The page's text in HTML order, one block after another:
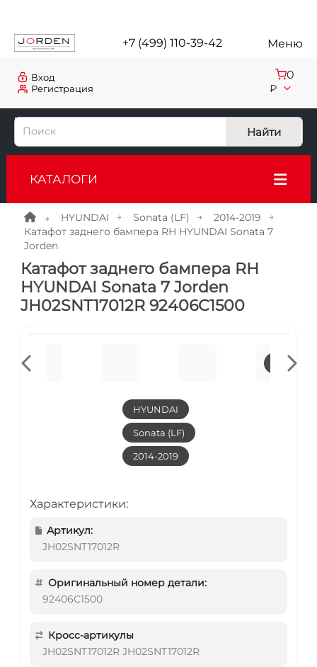
+7 (499) 110-39-42 Меню
Регистрация
Вход 0
₽
Найти
КАТАЛОГИ
HYUNDAI Sonata (LF)
2014-2019
Катафот заднего бампера RH HYUNDAI Sonata 7
Jorden
Катафот заднего бампера RH
HYUNDAI Sonata 7 Jorden
JH02SNT17012R 92406C1500
HYUNDAI
Sonata (LF)
2014-2019
Характеристики:
Артикул:
JH02SNT17012R
Оригинальный номер детали:
92406C1500
Кросс-артикулы
JH02SNT17012R JH02SNT17012R